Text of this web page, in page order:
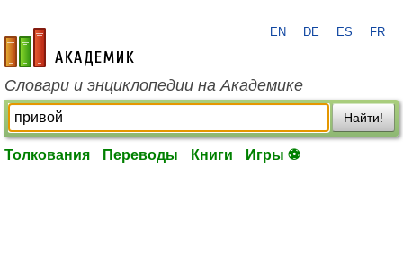
academic.ru
EN DE ES FR
Словари и энциклопедии на Академике
Найти!
Толкования Переводы Книги Игры ⚽